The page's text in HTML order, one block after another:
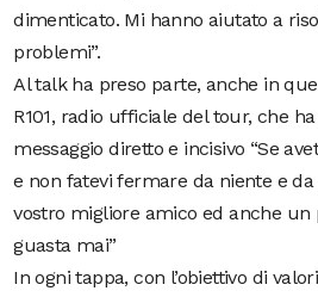
dimenticato. Mi hanno aiutato a
problemi”.
Al talk ha preso parte, anche in
R101, radio ufficiale del tour, che
messaggio diretto e incisivo “Se
e non fatevi fermare da niente e da
vostro migliore amico ed anche un
guasta mai”
In ogni tappa, con l’obiettivo di